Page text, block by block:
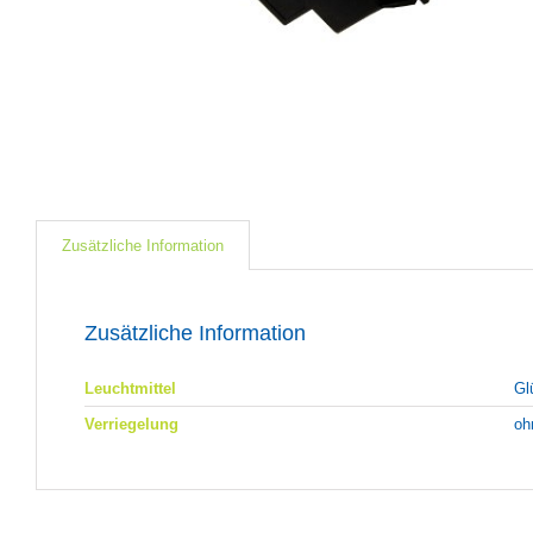
Zusätzliche Information
Zusätzliche Information
Leuchtmittel
Verriegelung